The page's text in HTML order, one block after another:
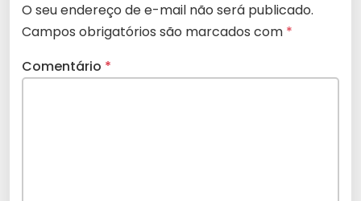
O seu endereço de e-mail não será publicado.
Campos obrigatórios são marcados com *
Comentário *